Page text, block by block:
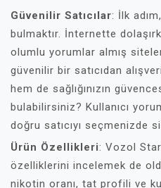
Güvenilir Satıcılar: İlk
bulmaktır. İnternette
olumlu yorumlar almış
güvenilir bir satıcıdan
hem de sağlığınızın
bulabilirsiniz? Kullanıcı
doğru satıcıyı seçmenizde
Ürün Özellikleri: Vozol
özelliklerini incelemek de
nikotin oranı, tat profili ve